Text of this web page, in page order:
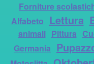
Forniture
Alfabeto Lettura
animali Pittura
Germania